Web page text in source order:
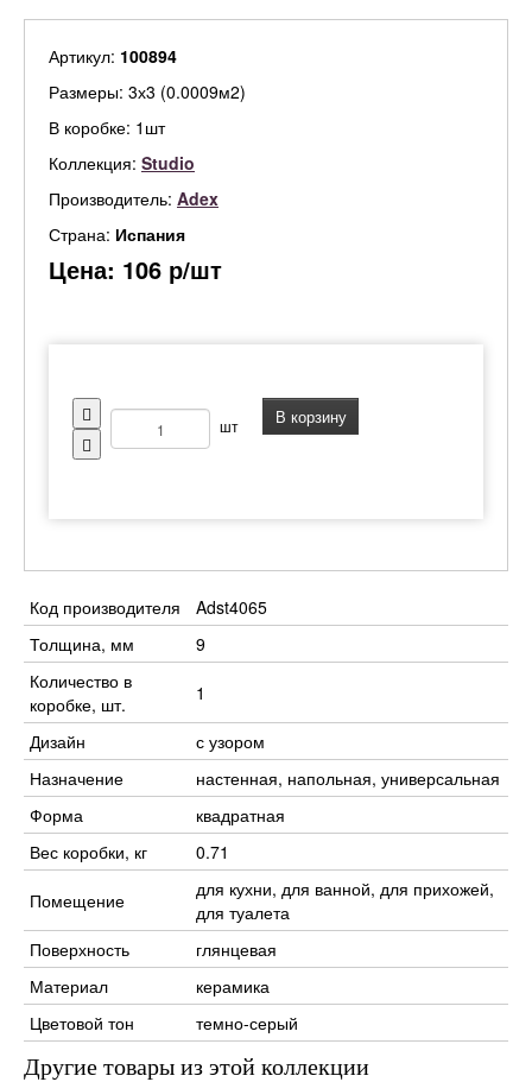
Артикул: 100894
Размеры: 3х3 (0.0009м2)
В коробке: 1шт
Коллекция: Studio
Производитель: Adex
Страна: Испания
Цена: 106 р/шт
шт В корзину
Код производителя
Adst4065
Толщина, мм
9
Количество в
коробке, шт.
1
Дизайн
с узором
Назначение
настенная, напольная, универсальная
Форма
квадратная
Вес коробки, кг
0.71
Помещение
для кухни, для ванной, для прихожей,
для туалета
Поверхность
глянцевая
Материал
керамика
Цветовой тон
темно-серый
Другие товары из этой коллекции